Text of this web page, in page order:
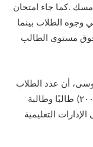
.كما جاء امتحان
وجوه الطلاب بينما
مستوي الطالب
أن عدد الطلاب
المتقدمين لامتحانات الشهادة الإعدادية، (٢٠٠١١٩) طالبًا وطالبة
موزعة على الإدارات التعليمية